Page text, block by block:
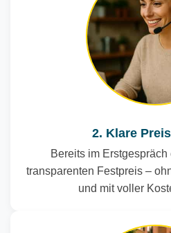
2. Klare
Bereits im
transparenten Festpreis –
und mit voller